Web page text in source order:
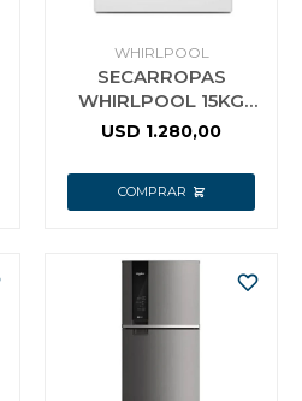
WHIRLPOOL
SECARROPAS
WHIRLPOOL 15KG
GAS NATURAL
USD 1.280,00